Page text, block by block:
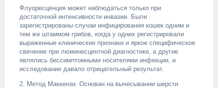
Флуоресценция может наблюдаться только при
достаточной интенсивности инвазии. Были
зарегистрированы случаи инфицирования кошек одним и
тем же штаммом грибов, когда у одних регистрировали
выраженные клинические признаки и яркое специфическое
свечение при люминесцентной диагностике, а другие
являлись бессимптомными носителями инфекции, и
исследование давало отрицательный результат.
2. Метод Маккензи. Основан на вычесывании шерсти